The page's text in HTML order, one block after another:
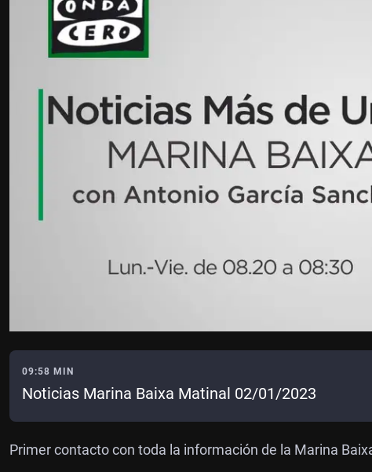
09:58 MIN
Noticias Marina Baixa Matinal 02/01/2023
Primer contacto con toda la información de la Marina